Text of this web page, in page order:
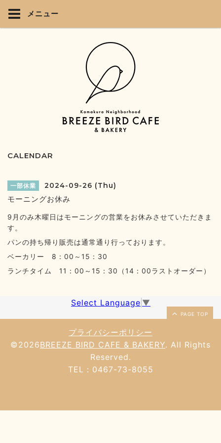
メニュー
CALENDAR
一部休業 2024-09-26 (Thu)
モーニングお休み
9月のみ木曜日はモーニングの営業をお休みさせていただきま
す。
パンの持ち帰り販売は通常通り行っております。
ベーカリー 8：00～15：30
ランチタイム 11：00～15：30（14：00ラストオーダー）
Select Language ▼
PAGE TOP
プライバシーポリシー
©2026BREEZE BIRD CAFE & BAKERY. All Rights
Reserved.
TEL：0467-73-8055